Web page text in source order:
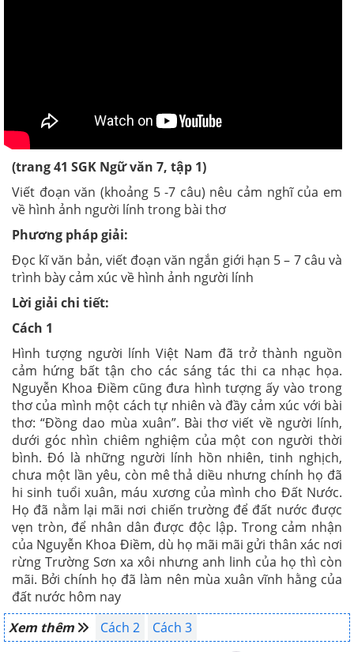
(trang 41 SGK Ngữ văn 7, tập 1)
Viết đoạn văn (khoảng 5 -7 câu) nêu cảm nghĩ của em
về hình ảnh người lính trong bài thơ
Phương pháp giải:
Đọc kĩ văn bản, viết đoạn văn ngắn giới hạn 5 – 7 câu và
trình bày cảm xúc về hình ảnh người lính
Lời giải chi tiết:
Cách 1
Hình tượng người lính Việt Nam đã trở thành nguồn
cảm hứng bất tận cho các sáng tác thi ca nhạc họa.
Nguyễn Khoa Điềm cũng đưa hình tượng ấy vào trong
thơ của mình một cách tự nhiên và đầy cảm xúc với bài
thơ: “Đồng dao mùa xuân”. Bài thơ viết về người lính,
dưới góc nhìn chiêm nghiệm của một con người thời
bình. Đó là những người lính hồn nhiên, tinh nghịch,
chưa một lần yêu, còn mê thả diều nhưng chính họ đã
hi sinh tuổi xuân, máu xương của mình cho Đất Nước.
Họ đã nằm lại mãi nơi chiến trường để đất nước được
vẹn tròn, để nhân dân được độc lập. Trong cảm nhận
của Nguyễn Khoa Điềm, dù họ mãi mãi gửi thân xác nơi
rừng Trường Sơn xa xôi nhưng anh linh của họ thì còn
mãi. Bởi chính họ đã làm nên mùa xuân vĩnh hằng của
đất nước hôm nay
Xem thêm
Cách 2 Cách 3